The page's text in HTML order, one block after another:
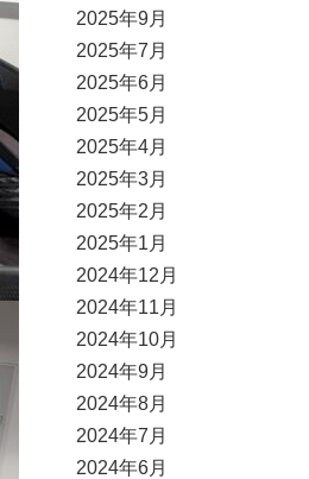
2025年9月
2025年7月
2025年6月
2025年5月
2025年4月
2025年3月
2025年2月
2025年1月
2024年12月
2024年11月
2024年10月
2024年9月
2024年8月
2024年7月
2024年6月